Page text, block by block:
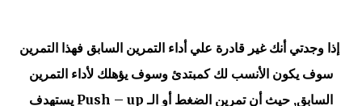
إذا وجدتي أنك غير قادرة علي أداء التمرين السابق فهذا التمرين
سوف يكون الأنسب لك كمبتدئ وسوف يؤهلك لأداء التمرين
السابق, حيث أن تمرين الضغط أو الـ Push – up يستهدف